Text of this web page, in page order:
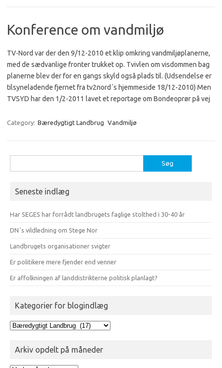
Konference om vandmiljø
TV-Nord var der den 9/12-2010 et klip omkring vandmiljøplanerne,
med de sædvanlige fronter trukket op. Tvivlen om visdommen bag
planerne blev der for en gangs skyld også plads til. (Udsendelse er
tilsyneladende fjernet fra tv2nord´s hjemmeside 18/12-2010) Men
TVSYD har den 1/2-2011 lavet et reportage om Bondeoprør på vej
Category: Bæredygtigt Landbrug Vandmiljø
efter:
Seneste indlæg
Har SEGES har forrådt landbrugets faglige stolthed i 30-40 år
DN´s vildledning om Stege Nor
Landbrugets organisationer svigter
Er politikere mere fjender end venner
Er affolkningen af landdistrikterne politisk planlagt?
Kategorier for blogindlæg
Kategorier
Arkiv opdelt på måneder